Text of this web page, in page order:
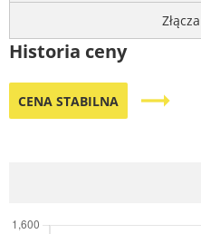
Złącza
Historia ceny
CENA STABILNA trending_flat